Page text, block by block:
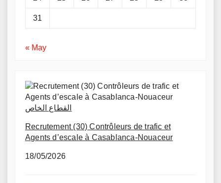
31
« May
القطاع الخاص
Recrutement (30) Contrôleurs de trafic et
Agents d’escale à Casablanca-Nouaceur
18/05/2026